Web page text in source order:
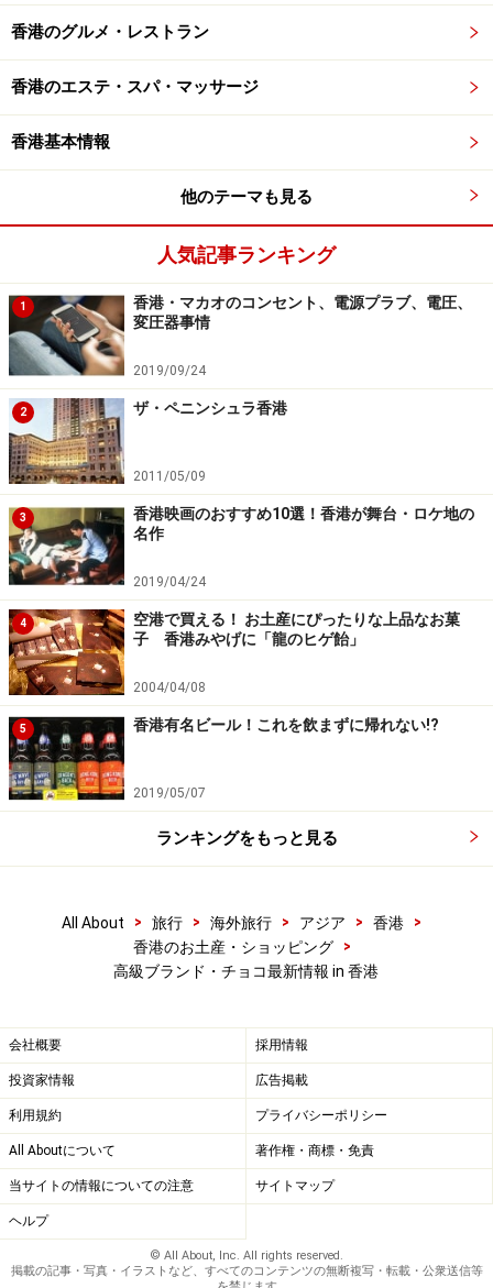
※記事内容は執筆時点のものです。最新の内容をご確認くださ
い。
ださい。
香港のグルメ・レストラン
香港のエステ・スパ・マッサージ
香港基本情報
他のテーマも見る
人気記事ランキング
1
香港・マカオのコンセント、電源プラブ、電圧、
変圧器事情
2019/09/24
2 ザ・ペニンシュラ香港
2011/05/09
3
香港映画のおすすめ10選！香港が舞台・ロケ地の
名作
2019/04/24
4
空港で買える！ お土産にぴったりな上品なお菓
子 香港みやげに「龍のヒゲ飴」
2004/04/08
5 香港有名ビール！これを飲まずに帰れない!?
2019/05/07
ランキングをもっと見る
All About > 旅行 > 海外旅行 > アジア > 香港
>
香港のお土産・ショッピング
>
高級ブランド・チョコ最新情報 in 香港
会社概要 採用情報
投資家情報 広告掲載
利用規約 プライバシーポリシー
All Aboutについて 著作権・商標・免責
当サイトの情報についての注意 サイトマップ
ヘルプ
© All About, Inc. All rights reserved.
掲載の記事・写真・イラストなど、すべてのコンテンツの無断複写・転載・公衆送信等